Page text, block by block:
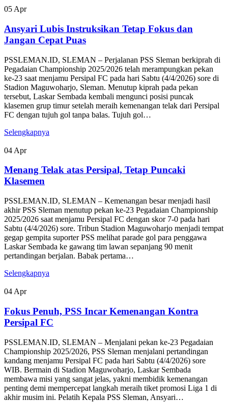
05 Apr
Ansyari Lubis Instruksikan Tetap Fokus dan
Jangan Cepat Puas
PSSLEMAN.ID, SLEMAN – Perjalanan PSS Sleman berkiprah di
Pegadaian Championship 2025/2026 telah merampungkan pekan
ke-23 saat menjamu Persipal FC pada hari Sabtu (4/4/2026) sore di
Stadion Maguwoharjo, Sleman. Menutup kiprah pada pekan
tersebut, Laskar Sembada kembali mengunci posisi puncak
klasemen grup timur setelah meraih kemenangan telak dari Persipal
FC dengan tujuh gol tanpa balas. Tujuh gol…
Selengkapnya
04 Apr
Menang Telak atas Persipal, Tetap Puncaki
Klasemen
PSSLEMAN.ID, SLEMAN – Kemenangan besar menjadi hasil
akhir PSS Sleman menutup pekan ke-23 Pegadaian Championship
2025/2026 saat menjamu Persipal FC dengan skor 7-0 pada hari
Sabtu (4/4/2026) sore. Tribun Stadion Maguwoharjo menjadi tempat
gegap gempita suporter PSS melihat parade gol para penggawa
Laskar Sembada ke gawang tim lawan sepanjang 90 menit
pertandingan berjalan. Babak pertama…
Selengkapnya
04 Apr
Fokus Penuh, PSS Incar Kemenangan Kontra
Persipal FC
PSSLEMAN.ID, SLEMAN – Menjalani pekan ke-23 Pegadaian
Championship 2025/2026, PSS Sleman menjalani pertandingan
kandang menjamu Persipal FC pada hari Sabtu (4/4/2026) sore
WIB. Bermain di Stadion Maguwoharjo, Laskar Sembada
membawa misi yang sangat jelas, yakni membidik kemenangan
penting demi mempercepat langkah meraih tiket promosi Liga 1 di
akhir musim ini. Pelatih Kepala PSS Sleman, Ansyari…